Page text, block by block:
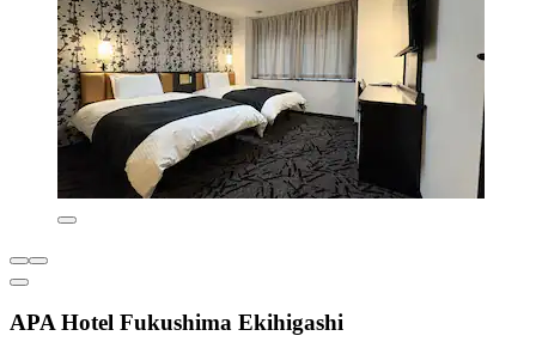
APA Hotel Fukushima Ekihigashi